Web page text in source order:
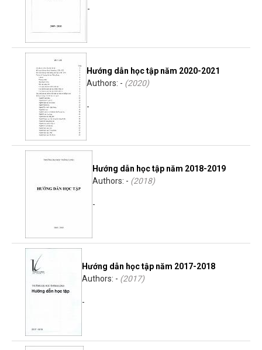
-
Hướng dẫn học tập năm 2020-2021
Authors: - (2020)
-
Hướng dẫn học tập năm 2018-2019
Authors: - (2018)
-
Hướng dẫn học tập năm 2017-2018
Authors: - (2017)
-